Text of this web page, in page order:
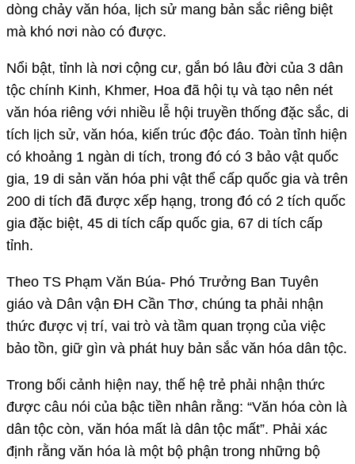
dòng chảy văn hóa, lịch sử mang bản sắc riêng biệt
mà khó nơi nào có được.
Nổi bật, tỉnh là nơi cộng cư, gắn bó lâu đời của 3 dân
tộc chính Kinh, Khmer, Hoa đã hội tụ và tạo nên nét
văn hóa riêng với nhiều lễ hội truyền thống đặc sắc, di
tích lịch sử, văn hóa, kiến trúc độc đáo. Toàn tỉnh hiện
có khoảng 1 ngàn di tích, trong đó có 3 bảo vật quốc
gia, 19 di sản văn hóa phi vật thể cấp quốc gia và trên
200 di tích đã được xếp hạng, trong đó có 2 tích quốc
gia đặc biệt, 45 di tích cấp quốc gia, 67 di tích cấp
tỉnh.
Theo TS Phạm Văn Búa- Phó Trưởng Ban Tuyên
giáo và Dân vận ĐH Cần Thơ, chúng ta phải nhận
thức được vị trí, vai trò và tầm quan trọng của việc
bảo tồn, giữ gìn và phát huy bản sắc văn hóa dân tộc.
Trong bối cảnh hiện nay, thế hệ trẻ phải nhận thức
được câu nói của bậc tiền nhân rằng: “Văn hóa còn là
dân tộc còn, văn hóa mất là dân tộc mất”. Phải xác
định rằng văn hóa là một bộ phận trong những bộ